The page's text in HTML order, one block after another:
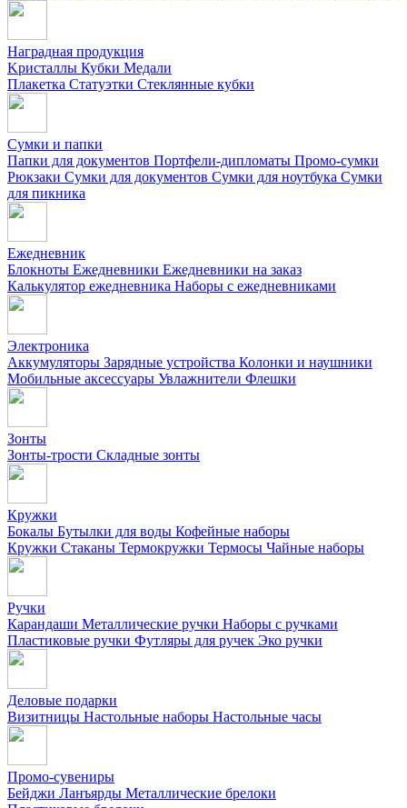
Наградная продукция
Kристаллы Кубки Медали
Плакетка Статуэтки Стеклянные кубки
Сумки и папки
Папки для документов Портфели-дипломаты Промо-сумки
Рюкзаки Сумки для документов Сумки для ноутбука Сумки
для пикника
Ежедневник
Блокноты Ежедневники Ежедневники на заказ
Калькулятор ежедневника Наборы с ежедневниками
Электроника
Аккумуляторы Зарядные устройства Колонки и наушники
Мобильные аксессуары Увлажнители Флешки
Зонты
Зонты-трости Складные зонты
Кружки
Бокалы Бутылки для воды Кофейные наборы
Кружки Стаканы Термокружки Термосы Чайные наборы
Ручки
Карандаши Металлические ручки Наборы с ручками
Пластиковые ручки Футляры для ручек Эко ручки
Деловые подарки
Визитницы Настольные наборы Настольные часы
Промо-сувениры
Бейджи Ланъярды Металлические брелоки